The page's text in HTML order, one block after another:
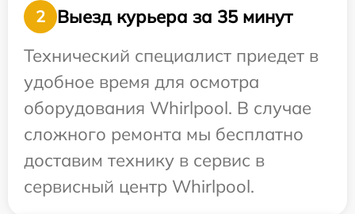
2
Выезд курьера за 35 минут
Технический специалист приедет в
удобное время для осмотра
оборудования Whirlpool. В случае
сложного ремонта мы бесплатно
доставим технику в сервис в
сервисный центр Whirlpool.